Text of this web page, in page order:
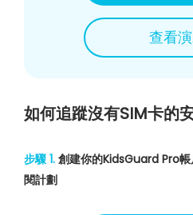
查看
如何追蹤沒有SIM卡的
步驟 1. 創建你的KidsGuard Pro
閱計劃